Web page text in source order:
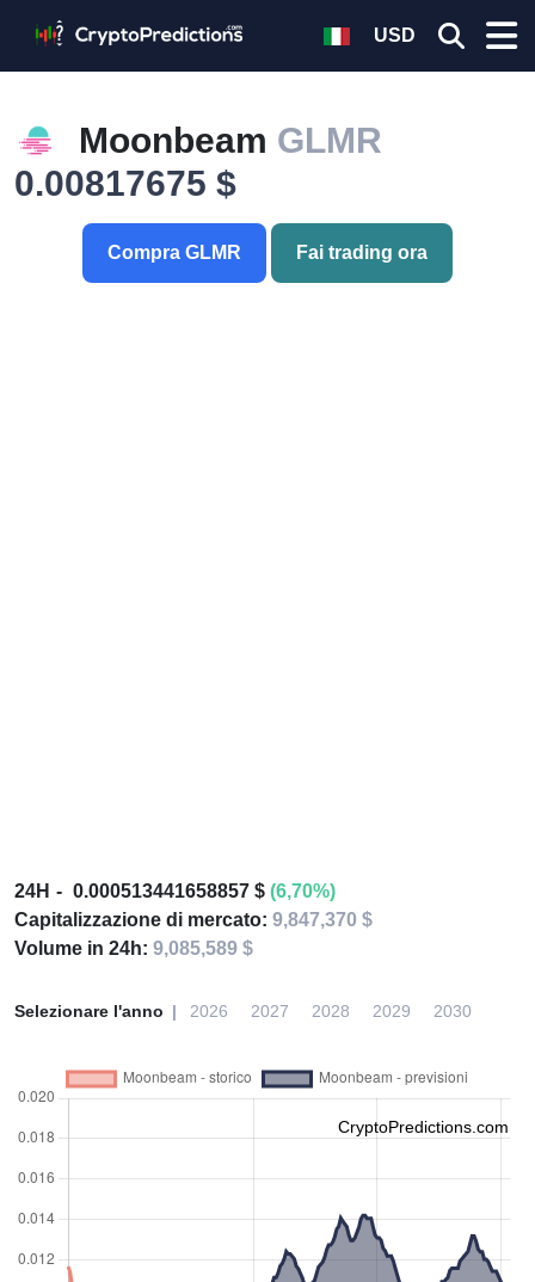
USD
Moonbeam GLMR
0.00817675 $
Compra GLMR Fai trading ora
24H 0.000513441658857 $ (6,70%)
Capitalizzazione di mercato: 9,847,370 $
Volume in 24h: 9,085,589 $
Selezionare l'anno 2026 2027 2028 2029 2030
CryptoPredictions.com